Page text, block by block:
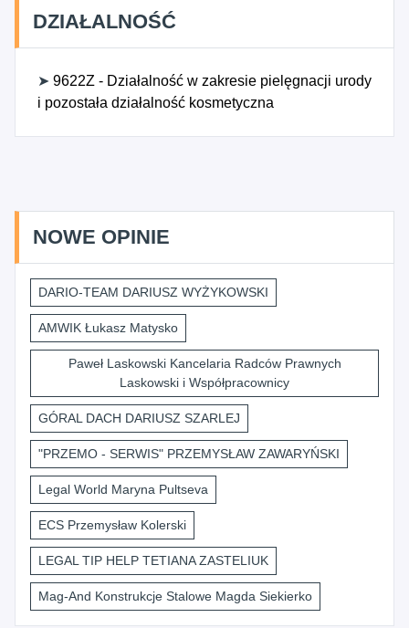
DZIAŁALNOŚĆ
➤ 9622Z - Działalność w zakresie pielęgnacji urody
i pozostała działalność kosmetyczna
NOWE OPINIE
DARIO-TEAM DARIUSZ WYŻYKOWSKI
AMWIK Łukasz Matysko
Paweł Laskowski Kancelaria Radców Prawnych
Laskowski i Współpracownicy
GÓRAL DACH DARIUSZ SZARLEJ
"PRZEMO - SERWIS" PRZEMYSŁAW ZAWARYŃSKI
Legal World Maryna Pultseva
ECS Przemysław Kolerski
LEGAL TIP HELP TETIANA ZASTELIUK
Mag-And Konstrukcje Stalowe Magda Siekierko